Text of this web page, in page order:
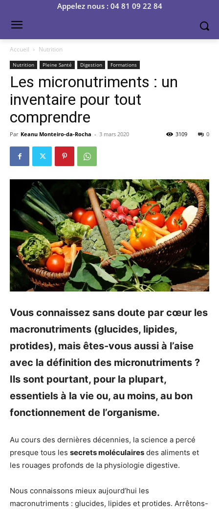
Appelez nous : 04 81 09 22 84
Accueil Nutrition
Nutrition Pleine Santé Digestion Formations
Les micronutriments : un
inventaire pour tout
comprendre
Par Keanu Monteiro-da-Rocha - 3 mars 2020 0
3109
Vous connaissez sans doute par cœur les
macronutriments (glucides, lipides,
protides), mais êtes-vous aussi à l’aise
avec la définition des micronutriments ?
Ils sont pourtant, pour la plupart,
essentiels à la vie ou, au moins, au bon
fonctionnement de l’organisme.
Au cours des dernières décennies, la science a percé
presque tous les secrets moléculaires des aliments et
les rouages profonds de la physiologie digestive.
Nous connaissons mieux aujourd’hui les
macronutriments : glucides, lipides et protides. Arrêtons-